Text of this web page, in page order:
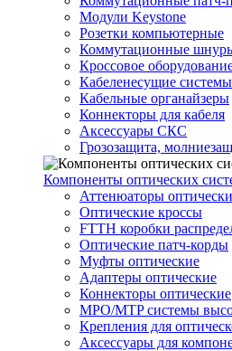
Модули Keystone
Розетки компьютерные
Коммутационные
Кроссовое
Кабеленесущие системы
Кабельные органайзеры
Коннекторы для кабеля
Аксессуары СКС
Грозозащита,
Компоненты оптических
Аттенюаторы
Оптические кроссы
FTTH коробки
Оптические патч-корды
Муфты оптические
Адаптеры оптические
Коннекторы оптические
MPO/MTP системы
Крепления для
Аксессуары для